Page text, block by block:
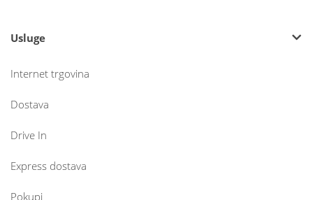
Usluge
Internet trgovina
Dostava
Drive In
Express dostava
Pokupi